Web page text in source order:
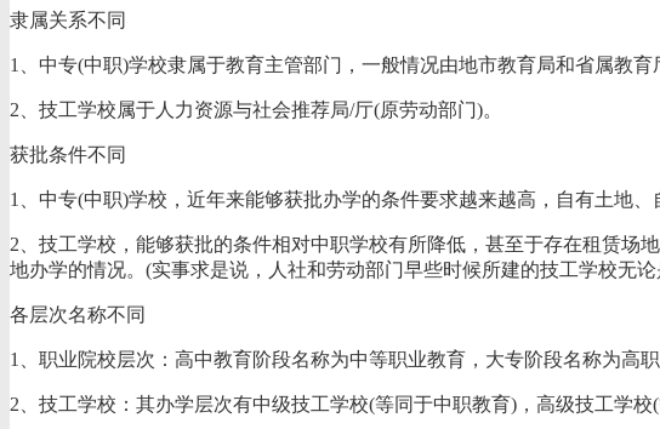
隶属关系不同
1、中专(中职)学校隶属于教育主管部门，一般情况由地市教育局和省属教育
2、技工学校属于人力资源与社会推荐局/厅(原劳动部门)。
获批条件不同
1、中专(中职)学校，近年来能够获批办学的条件要求越来越高，自有土地、
2、技工学校，能够获批的条件相对中职学校有所降低，甚至于存在租赁
地办学的情况。(实事求是说，人社和劳动部门早些时候所建的技工学校无
各层次名称不同
1、职业院校层次：高中教育阶段名称为中等职业教育，大专阶段名称为高
2、技工学校：其办学层次有中级技工学校(等同于中职教育)，高级技工学校(